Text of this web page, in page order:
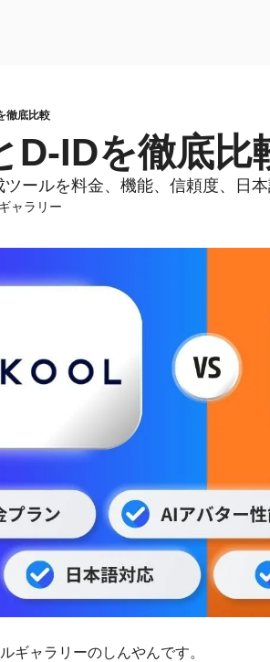
徹底比較
D-IDを徹底比
ツールを料金、機能、信頼度、日
ャラリー
ギャラリーのしんやんです。